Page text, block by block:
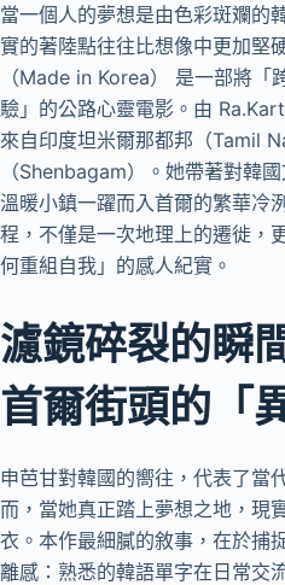
當一個人的夢想是由色彩斑斕的
實的著陸點往往比想像中更加堅
（Made in Korea） 是一部將「
驗」的公路心靈電影。由
來自印度坦米爾那都邦（Tamil
（Shenbagam）。她帶著對韓
溫暖小鎮一躍而入首爾的繁華冷
程，不僅是一次地理上的遷徙，
何重組自我」的感人紀實。
濾鏡碎裂的瞬
首爾街頭的「
申芭甘對韓國的嚮往，代表了當
而，當她真正踏上夢想之地，現
衣。本作最細膩的敘事，在於捕
離感：熟悉的韓語單字在日常交